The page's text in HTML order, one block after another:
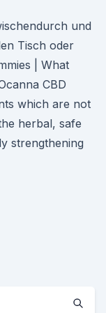
und
Tisch oder
| What
CBD
which are not
herbal, safe
strengthening